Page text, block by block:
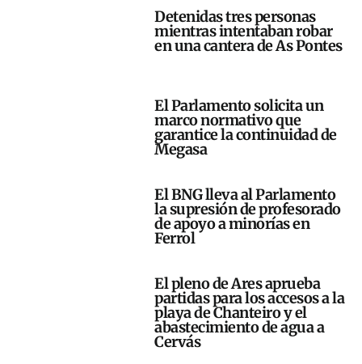
Detenidas tres personas
mientras intentaban robar
en una cantera de As Pontes
El Parlamento solicita un
marco normativo que
garantice la continuidad de
Megasa
El BNG lleva al Parlamento
la supresión de profesorado
de apoyo a minorías en
Ferrol
El pleno de Ares aprueba
partidas para los accesos a la
playa de Chanteiro y el
abastecimiento de agua a
Cervás